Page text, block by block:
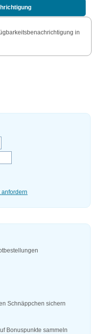
in
anfordern
Schnäppchen sichern
Bonuspunkte sammeln